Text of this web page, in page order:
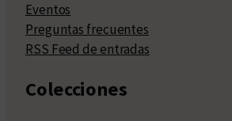
Eventos
Preguntas frecuentes
RSS Feed de entradas
Colecciones